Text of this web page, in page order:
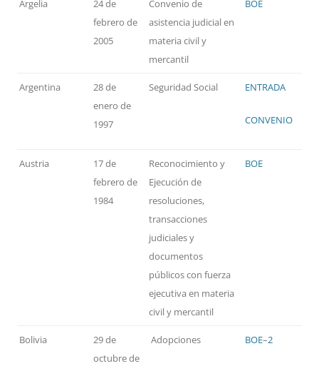
Argelia
24 de
febrero de
2005
Convenio de
asistencia judicial en
materia civil y
mercantil
BOE
Argentina
28 de
enero de
1997
Seguridad Social ENTRADA
CONVENIO
Austria
17 de
febrero de
1984
Reconocimiento y
Ejecución de
resoluciones,
transacciones
judiciales y
documentos
públicos con fuerza
ejecutiva en materia
civil y mercantil
BOE
Bolivia
29 de
octubre de
Adopciones BOE–2